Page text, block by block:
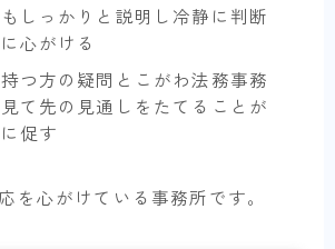
しっかりと説明し冷静に判断
心がける
つ方の疑問とこがわ法務事務
て先の見通しをたてることが
促す
を心がけている事務所です。